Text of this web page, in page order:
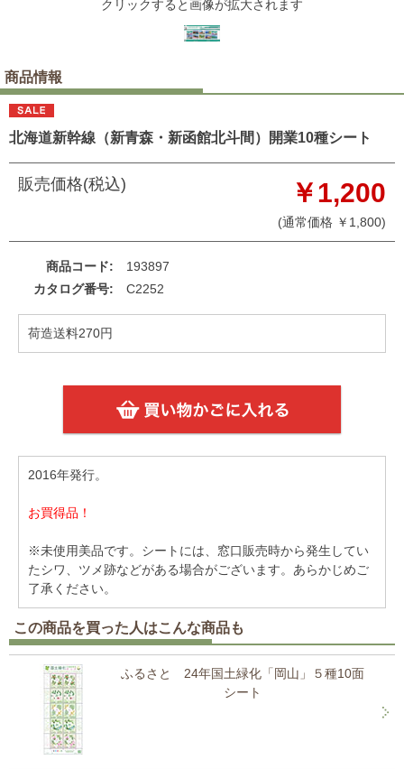
クリックすると画像が拡大されます
商品情報
北海道新幹線（新青森・新函館北斗間）開業10種シート
販売価格(税込) ￥1,200
(通常価格 ￥1,800)
商品コード
193897
カタログ番号
C2252
荷造送料270円
2016年発行。
お買得品！
※未使用美品です。シートには、窓口販売時から発生してい
たシワ、ツメ跡などがある場合がございます。あらかじめご
了承ください。
この商品を買った人はこんな商品も
ふるさと 24年国土緑化「岡山」５種10面
シート